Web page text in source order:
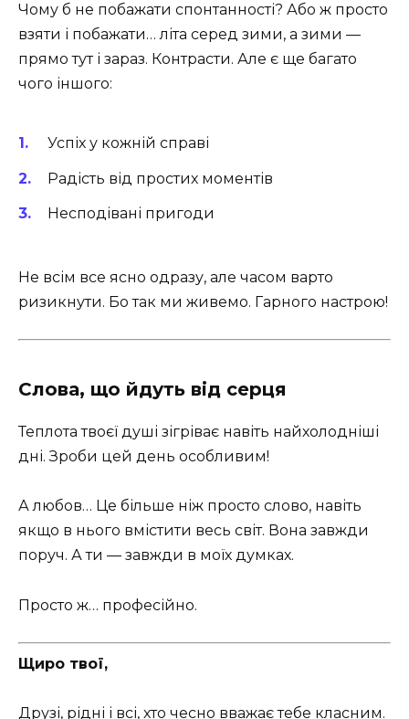
Чому б не побажати спонтанності? Або ж просто
взяти і побажати… літа серед зими, а зими —
прямо тут і зараз. Контрасти. Але є ще багато
чого іншого:
Успіх у кожній справі
Радість від простих моментів
Несподівані пригоди
Не всім все ясно одразу, але часом варто
ризикнути. Бо так ми живемо. Гарного настрою!
Слова, що йдуть від серця
Теплота твоєї душі зігріває навіть найхолодніші
дні. Зроби цей день особливим!
А любов… Це більше ніж просто слово, навіть
якщо в нього вмістити весь світ. Вона завжди
поруч. А ти — завжди в моїх думках.
Просто ж… професійно.
Щиро твої,
Друзі, рідні і всі, хто чесно вважає тебе класним.